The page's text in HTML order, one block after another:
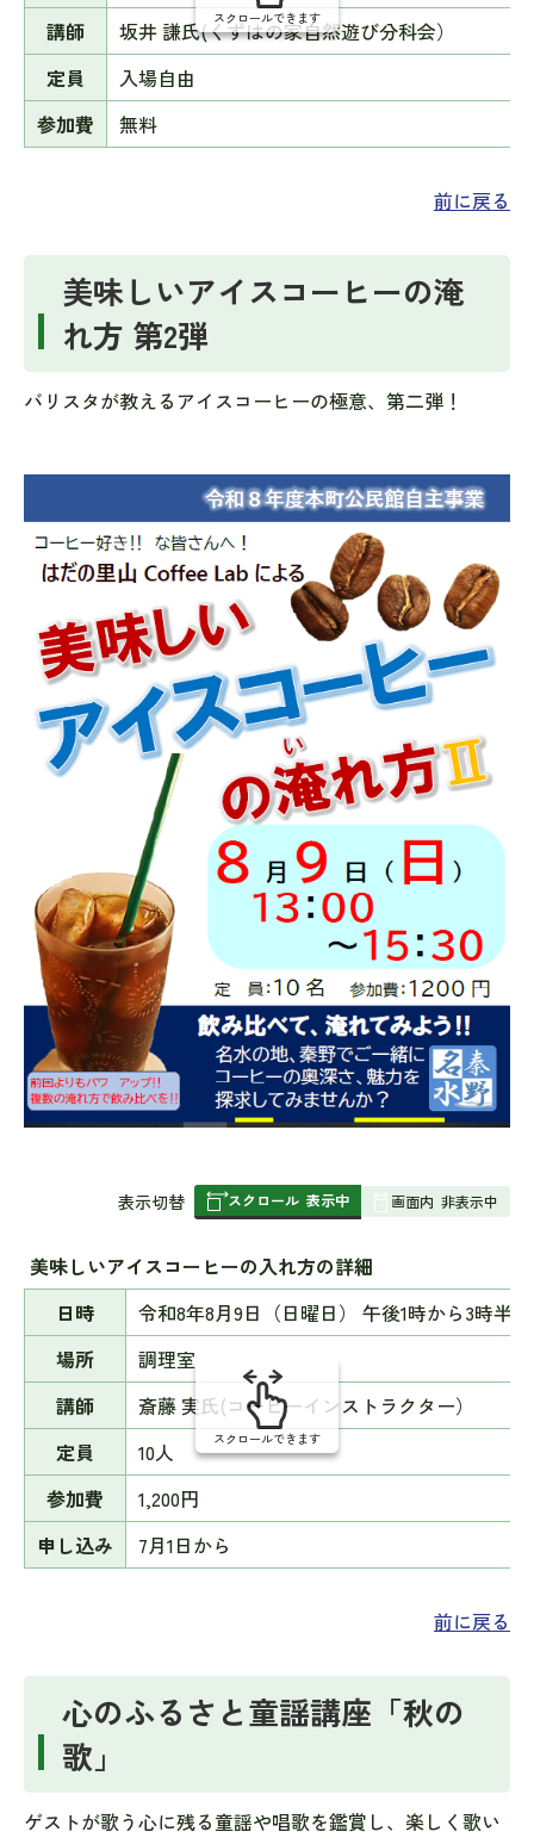
講師
坂井 謙氏(くずはの家自然遊び分科会）
定員
入場自由
参加費
無料
スクロールできます
前に戻る
美味しいアイスコーヒーの淹
れ方 第2弾
バリスタが教えるアイスコーヒーの極意、第二弾！
表
み
の
表示切替 スクロール 表示中 画面内 非表示中
美味しいアイスコーヒーの入れ方の詳細
日時
令和8年8月9日（日曜日） 午後1時から3時半
場所
調理室
講師
斎藤 実氏(コーヒーインストラクター）
定員
10人
参加費
1,200円
申し込み
7月1日から
スクロールできます
前に戻る
心のふるさと童謡講座「秋の
歌」
ゲストが歌う心に残る童謡や唱歌を鑑賞し、楽しく歌い